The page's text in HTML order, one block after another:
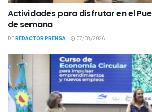
Actividades para disfrutar en el
de semana
DEREDACTOR PRENSA 07/08/2026